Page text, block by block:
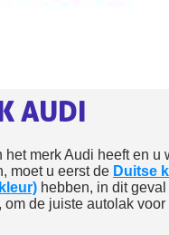
je in voor de nieuwsbrief:
gratis vanaf een
offerte in minder dan 1
en ontvang shopping
AUDI
het merk Audi heeft en u
moet u eerst de Duitse
hebben, in dit
om de juiste autolak